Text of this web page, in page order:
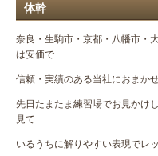
体幹
奈良・生駒市・京都・八幡市・
は安価で
信頼・実績のある当社におまかせ
先日たまたま練習場でお見かけ
見て
いるうちに解りやすい表現でレ